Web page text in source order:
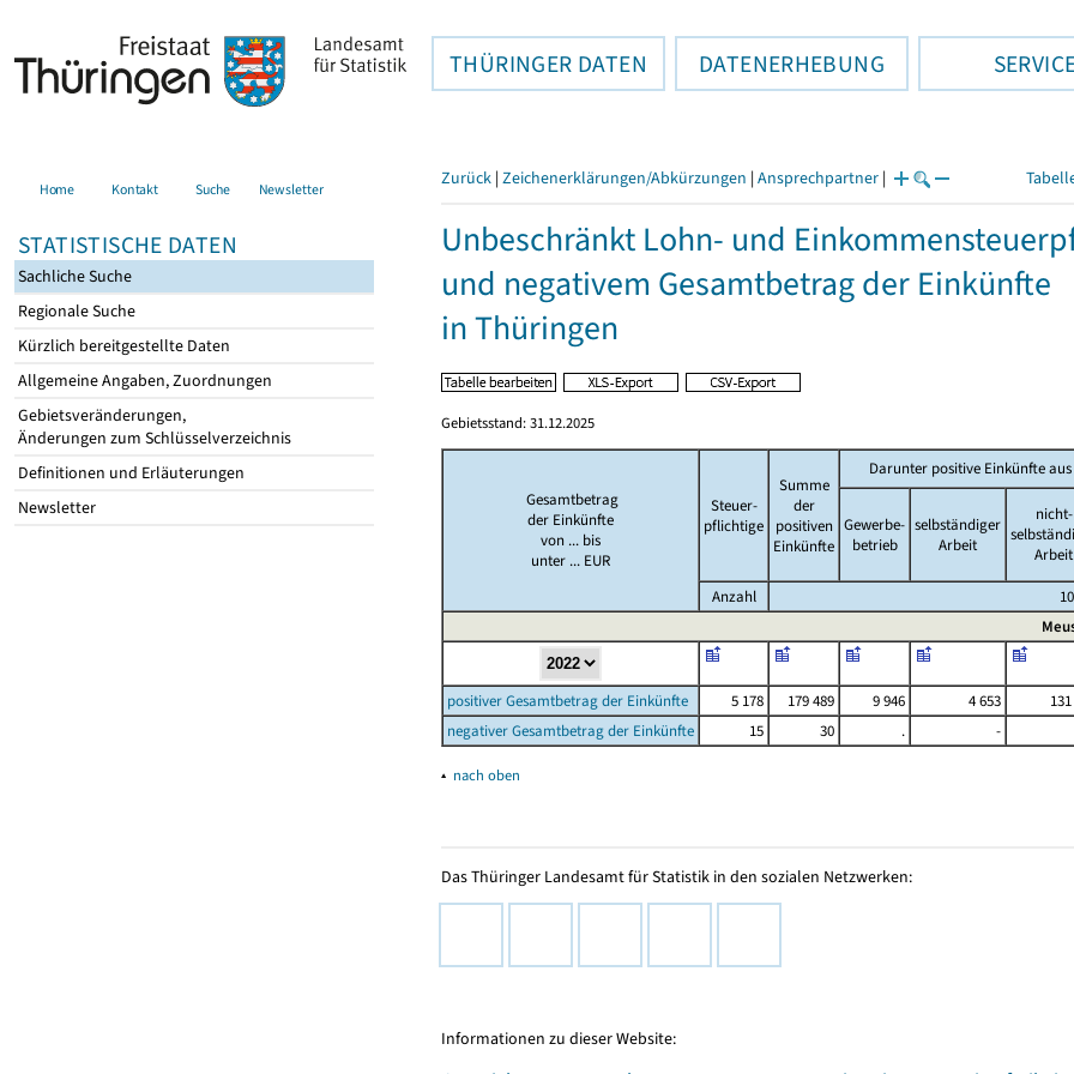
THÜRINGER DATEN DATENERHEBUNG
Home Kontakt Suche Newsletter
STATISTISCHE DATEN
Sachliche Suche
Regionale Suche
Kürzlich bereitgestellte Daten
Allgemeine Angaben, Zuordnungen
Gebietsveränderungen,
Änderungen zum Schlüsselverzeichnis
Definitionen und Erläuterungen
Newsletter
Zurück | Zeichenerklärungen/Abkürzungen | Ansprechpartner |
Unbeschränkt Lohn- und
und negativem Gesamtbetrag der Einkünfte
in Thüringen
Gebietsstand: 31.12.2025
Gesamtbetrag
der Einkünfte
von ... bis
unter ... EUR
Steuer-
pflichtige
Summe
der
positiven
Einkünfte
Darunter positive Einkünfte aus
Gewerbe-
betrieb
selbständiger
Arbeit
nicht-
Arbeit
Anzahl
positiver Gesamtbetrag der Einkünfte 5 178 179 489 9 946 4 653
negativer Gesamtbetrag der Einkünfte
15 30 . -
▴ nach oben
Das Thüringer Landesamt für Statistik in den sozialen Netzwerken:
Informationen zu dieser Website: